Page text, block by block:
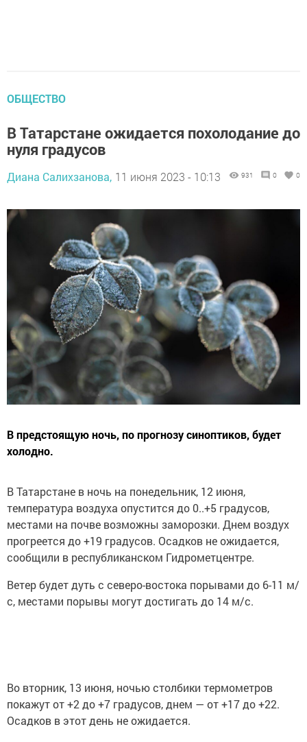
ОБЩЕСТВО
В Татарстане ожидается похолодание до
нуля градусов
Диана Салихзанова, 11 июня 2023 - 10:13 931 0 0
В предстоящую ночь, по прогнозу синоптиков, будет
холодно.
В Татарстане в ночь на понедельник, 12 июня,
температура воздуха опустится до 0..+5 градусов,
местами на почве возможны заморозки. Днем воздух
прогреется до +19 градусов. Осадков не ожидается,
сообщили в республиканском Гидрометцентре.
Ветер будет дуть с северо-востока порывами до 6-11 м/
с, местами порывы могут достигать до 14 м/с.
Во вторник, 13 июня, ночью столбики термометров
покажут от +2 до +7 градусов, днем — от +17 до +22.
Осадков в этот день не ожидается.